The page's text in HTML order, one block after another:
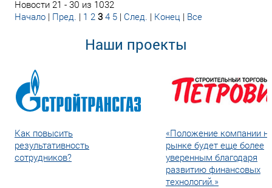
Новости 21 - 30 из 1032
Начало | Пред. | 1 2 3 4 5 | След. | Конец | Все
Наши проекты
Как повысить
результативность
сотрудников?
«Положение компании
рынке будет еще более
уверенным благодаря
развитию финансовых
технологий.»